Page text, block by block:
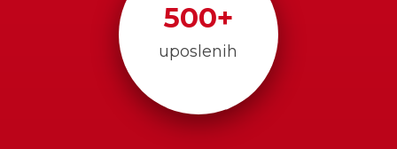
500+
uposlenih